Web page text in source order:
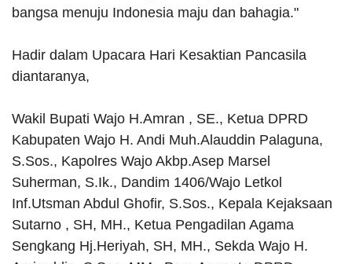
bangsa menuju Indonesia maju dan bahagia."
Hadir dalam Upacara Hari Kesaktian Pancasila
diantaranya,
Wakil Bupati Wajo H.Amran , SE., Ketua DPRD
Kabupaten Wajo H. Andi Muh.Alauddin Palaguna,
S.Sos., Kapolres Wajo Akbp.Asep Marsel
Suherman, S.Ik., Dandim 1406/Wajo Letkol
Inf.Utsman Abdul Ghofir, S.Sos., Kepala Kejaksaan
Sutarno , SH, MH., Ketua Pengadilan Agama
Sengkang Hj.Heriyah, SH, MH., Sekda Wajo H.